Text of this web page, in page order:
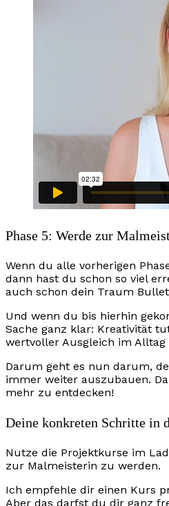
Phase 5: Werde zur
Wenn du alle vorherigen
dann hast du schon so viel
auch schon dein Traum
Und wenn du bis hierhin
Sache ganz klar: Kreativität
wertvoller Ausgleich im
Darum geht es nun darum,
immer weiter auszubauen.
mehr zu entdecken!
Deine konkreten Schritte in
Nutze die Projektkurse im
zur Malmeisterin zu werden.
Ich empfehle dir einen Kurs
Aber das darfst du dir ganz